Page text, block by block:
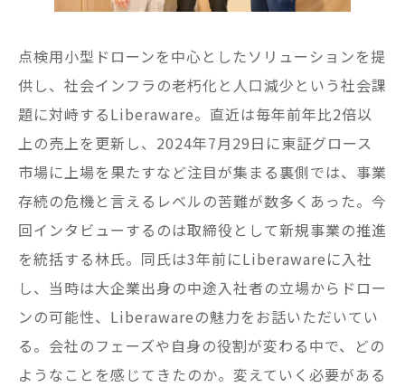
点検用小型ドローンを中心としたソリューションを提
供し、社会インフラの老朽化と人口減少という社会課
題に対峙するLiberaware。直近は毎年前年比2倍以
上の売上を更新し、2024年7月29日に東証グロース
市場に上場を果たすなど注目が集まる裏側では、事業
存続の危機と言えるレベルの苦難が数多くあった。今
回インタビューするのは取締役として新規事業の推進
を統括する林氏。同氏は3年前にLiberawareに入社
し、当時は大企業出身の中途入社者の立場からドロー
ンの可能性、Liberawareの魅力をお話いただいてい
る。会社のフェーズや自身の役割が変わる中で、どの
ようなことを感じてきたのか。変えていく必要がある